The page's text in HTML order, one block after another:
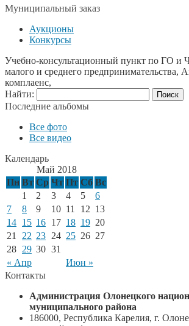
Муниципальный заказ
Аукционы
Конкурсы
Учебно-консультационный пункт по ГО и
малого и среднего предпринимательства,
комплаенс,
Найти:
Последние альбомы
Все фото
Все видео
Календарь
Май 2018
Пн Вт Ср Чт Пт Сб Вс
« Апр Июн »
1 2 3 4 5
6
7
8 9 10 11 12 13
14 15 16 17 18 19 20
21
22 23 24 25 26 27
28 29 30 31
Контакты
Администрация Олонецкого
муниципального района
186000, Республика Карелия, г.